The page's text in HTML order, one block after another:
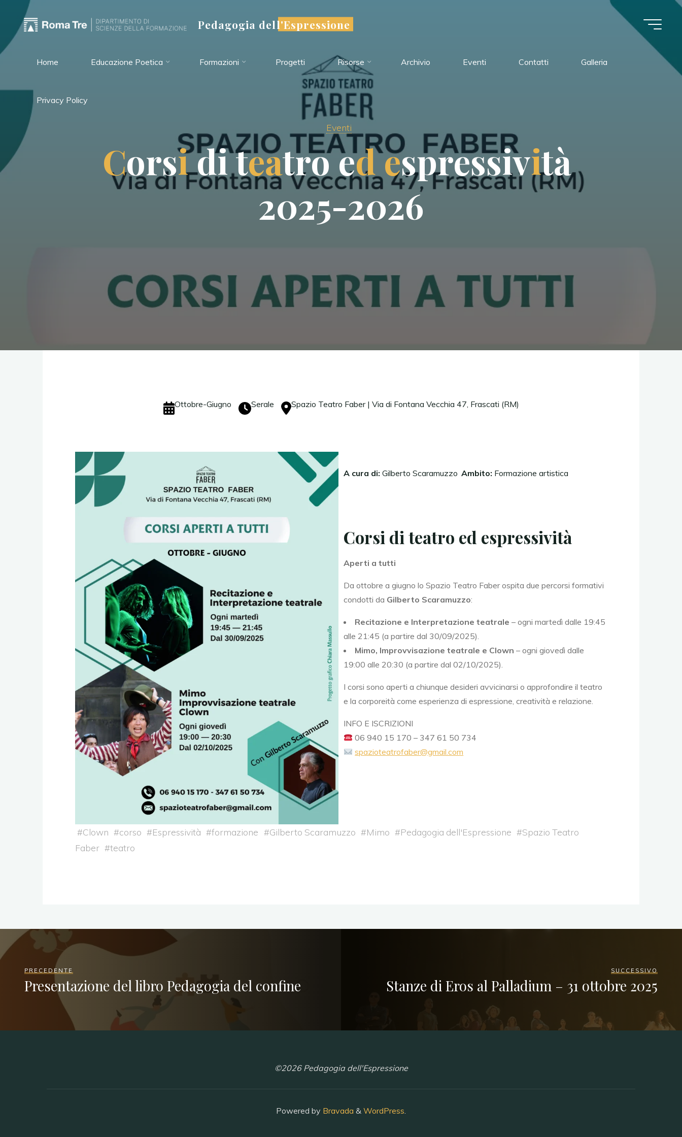
contenuto
Pedagogia dell'Espressione
Home Educazione Poetica Formazioni Progetti Risorse Archivio Eventi Contatti Galleria
Privacy Policy
Eventi
Corsiditeatroed espressività
2025-2026
Ottobre-Giugno Serale Spazio Teatro Faber | Via di Fontana Vecchia 47, Frascati (RM)
A cura di: Gilberto Scaramuzzo Ambito: Formazione artistica
Corsi di teatro ed espressività
Aperti a tutti
Da ottobre a giugno lo Spazio Teatro Faber ospita due percorsi formativi
condotti da Gilberto Scaramuzzo:
Recitazione e Interpretazione teatrale – ogni martedì dalle 19:45
alle 21:45 (a partire dal 30/09/2025).
Mimo, Improvvisazione teatrale e Clown – ogni giovedì dalle
19:00 alle 20:30 (a partire dal 02/10/2025).
I corsi sono aperti a chiunque desideri avvicinarsi o approfondire il teatro
e la corporeità come esperienza di espressione, creatività e relazione.
INFO E ISCRIZIONI
06 940 15 170 – 347 61 50 734
spazioteatrofaber@gmail.com
#Clown #corso #Espressività #formazione #Gilberto Scaramuzzo #Mimo #Pedagogia dell'Espressione #Spazio Teatro
Faber #teatro
PRECEDENTE
Presentazione del libro Pedagogia del confine
SUCCESSIVO
Stanze di Eros al Palladium – 31 ottobre 2025
©2026 Pedagogia dell'Espressione
Powered by Bravada & WordPress.